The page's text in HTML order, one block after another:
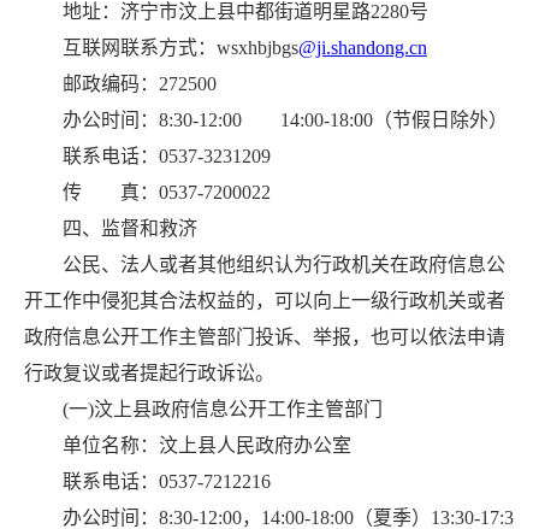
地址：济宁市汶上县中都街道明星路2280号
互联网联系方式：wsxhbjbgs@ji.shandong.cn
邮政编码：272500
办公时间：8:30-12:00 14:00-18:00（节假日除外）
联系电话：0537-3231209
传 真：0537-7200022
四、监督和救济
公民、法人或者其他组织认为行政机关在政府信息公
开工作中侵犯其合法权益的，可以向上一级行政机关或者
政府信息公开工作主管部门投诉、举报，也可以依法申请
行政复议或者提起行政诉讼。
(一)汶上县政府信息公开工作主管部门
单位名称：汶上县人民政府办公室
联系电话：0537-7212216
办公时间：8:30-12:00，14:00-18:00（夏季）13:30-17:3